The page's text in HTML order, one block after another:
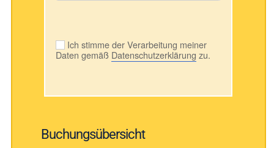
Ich stimme der Verarbeitung meiner
Daten gemäß Datenschutzerklärung zu.
Buchungsübersicht